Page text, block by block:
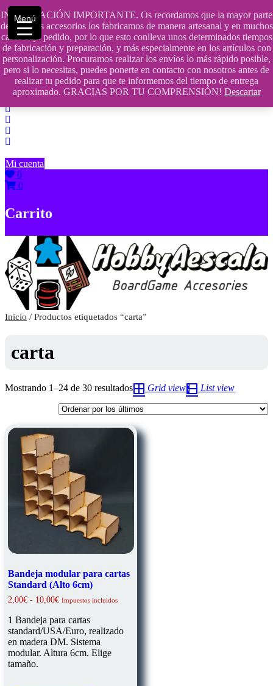
INFORMACIÓN IMPORTANTE. Os recordamos que la mayor parte
de nuestros accesorios los fabricamos de manera artesanal y en muchos
casos bajo pedido, por lo que esto conlleva unos determinados tiempos
de fabricación y preparación, y más especialmente en los artículos con
personalización. Procuramos realizar los envíos lo más rápido posible,
pero si lo necesitas, puedes ponerte en contacto con nosotros antes de
realizar tu pedido para que te informemos del tiempo de entrega
aproximado. GRACIAS POR TU COMPRENSIÓN! Descartar
Saltar
contenido
609241475 SOLO DE 10:00 a 14:00
info@hobbyaescala.com
San Fernando de Henares
10:00 - 14:00
Mi cuenta
0
0
Carrito
Inicio / Productos etiquetados “carta”
carta
Mostrando 1–24 de 30 resultadosOrdenado
por
los
Grid view List view
Bandeja modular para cartas
Standard (Alto 6cm)
2,00€ - 10,00€Rango
precios:
desde
2,00€
hasta
10,00€
Impuestos incluidos
1 Bandeja para cartas
standard/USA/Euro, realizado
en madera DM. Sistema
modular. Altura 6cm. Elige
tamaño.
Menú